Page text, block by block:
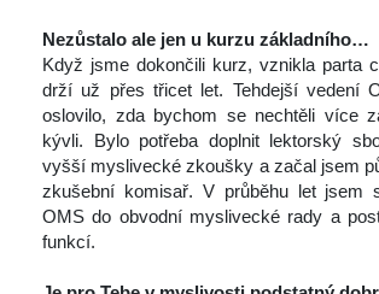
Nezůstalo ale jen u kurzu základního…
Když jsme dokončili kurz, vznikla parta
drží už přes třicet let. Tehdejší vedení
oslovilo, zda bychom se nechtěli více
kývli. Bylo potřeba doplnit lektorský
vyšší myslivecké zkoušky a začal jsem
zkušební komisař. V průběhu let jsem
OMS do obvodní myslivecké rady a
funkcí.